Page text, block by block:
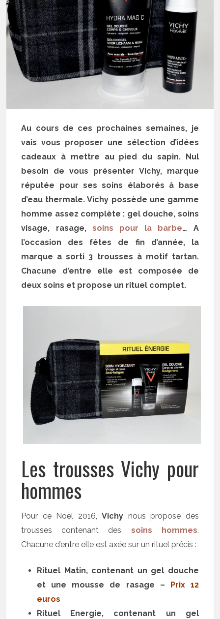
Au cours de ces prochaines semaines, je
vais vous proposer une sélection d’idées
cadeaux à mettre au pied du sapin. Nul
besoin de vous présenter Vichy, marque
réputée pour ses soins élaborés à base
d’eau thermale. Vichy possède une gamme
homme assez complète : gel douche, soins
visage, rasage, soins pour la barbe… A
l’occasion des fêtes de fin d’année, la
marque a sorti 3 trousses à motif tartan.
Chacune d’entre elle est composée de
deux soins et propose un rituel complet.
Les trousses Vichy pour
hommes
Pour ce Noël 2016,Vichy nous propose des
trousses contenant des soins hommes.
Chacune d’entre elle est axée sur un rituel précis :
Rituel Matin, contenant un gel douche
et une mousse de rasage – Prix 12
euros
Rituel Energie, contenant un gel